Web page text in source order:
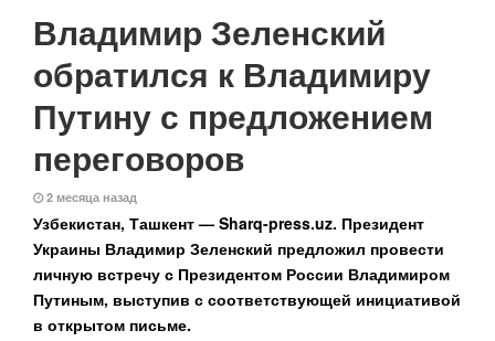
Владимир Зеленский
обратился к Владимиру
Путину с предложением
переговоров
2 месяца назад
Узбекистан, Ташкент — Sharq-press.uz. Президент
Украины Владимир Зеленский предложил провести
личную встречу с Президентом России Владимиром
Путиным, выступив с соответствующей инициативой
в открытом письме.